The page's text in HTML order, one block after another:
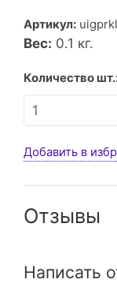
Артикул:
Вес: 0.1 кг.
Количество
Добавить в
Отзывы
Написать